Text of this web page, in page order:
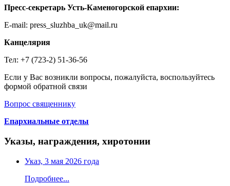
Пресс-секретарь Усть-Каменогорской епархии:
E-mail: press_sluzhba_uk@mail.ru
Канцелярия
Тел: +7 (723-2) 51-36-56
Если у Вас возникли вопросы, пожалуйста, воспользуйтесь
формой обратной связи
Вопрос священнику
Епархиальные отделы
Указы, награждения, хиротонии
Указ, 3 мая 2026 года
Подробнее...